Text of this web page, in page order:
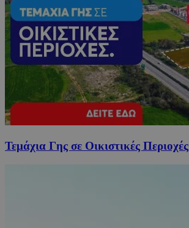
Τεμάχια Γης σε Οικιστικές Περιοχές